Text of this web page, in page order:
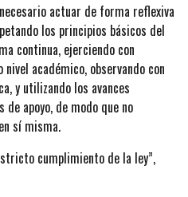
actuar de forma reflexiva
los principios básicos del
continua, ejerciendo con
académico, observando con
y utilizando los avances
apoyo, de modo que no
sí misma.
cumplimiento de la ley”,